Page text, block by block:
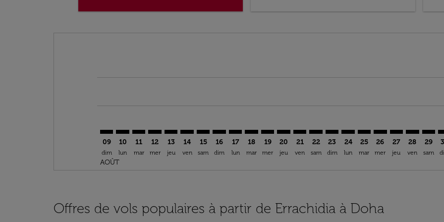
09
dim
AOÛT
10
lun
11
mar
12
mer
13
jeu
14
ven
15
sam
16
dim
17
lun
18
mar
ERH–DOH: cmp-view-offers-disclaimer. Trouver
19
mer
ERH–DOH: cmp-view-offers-disclaimer.
20
jeu
ERH–DOH: cmp-view-offers-disclaimer.
21
ven
ERH–DOH: cmp-view-offers-
22
sam
ERH–DOH: cmp-view-offers-
23
dim
ERH–DOH: cmp-view-
24
lun
ERH–DOH: cmp-
25
mar
ERH–DOH: cmp-
26
mer
ERH–DOH:
27
jeu
28
ven
29
sam
Offres de vols populaires à partir de Errachidia à Doha